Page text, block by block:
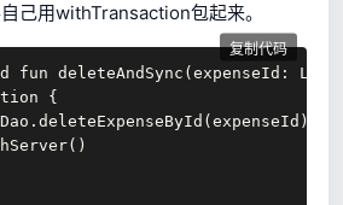
己用withTransaction包起来。
复制代码
fun deleteAndSync(expenseId:
{